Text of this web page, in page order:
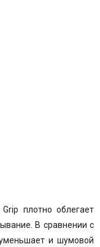
плотно облегает
В сравнении с
и шумовой